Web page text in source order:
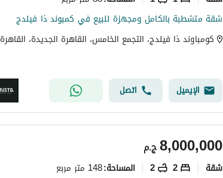
شقة متشطبة بالكامل ومجهزة للبيع في كمبوند ذا فيلدج
كومباوند ذا فيلدج، التجمع الخامس، القاهرة الجديدة، القاهرة
الإيميل اتصل
ج.م8,000,000
شقة 2
2 المساحة:148 متر مربع